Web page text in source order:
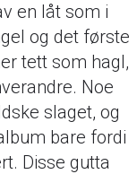
en låt som i
og det første
tett som hagl,
Noe
slaget, og
bare fordi
Disse gutta